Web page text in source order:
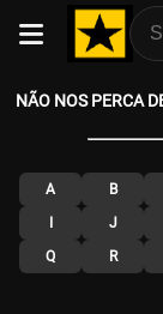
NÃO NOS PERCA
A B
J
Q
R